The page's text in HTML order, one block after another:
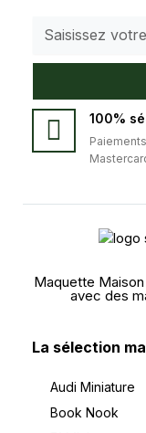
100%
Maquette
avec des
La sélection
Audi Miniature
Book Nook